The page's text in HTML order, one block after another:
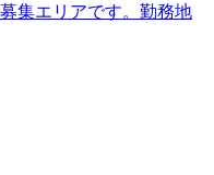
集エリアです。勤務地